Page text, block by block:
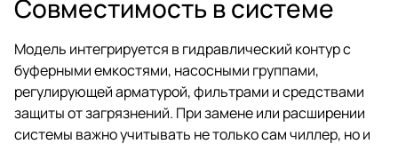
Совместимость в системе
Модель интегрируется в гидравлический контур с
буферными емкостями, насосными группами,
регулирующей арматурой, фильтрами и средствами
защиты от загрязнений. При замене или расширении
системы важно учитывать не только сам чиллер, но и